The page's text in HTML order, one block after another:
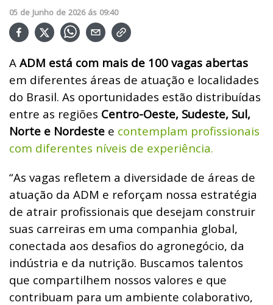
05 de Junho de 2026 ás 09:40
A ADM está com mais de 100 vagas abertas
em diferentes áreas de atuação e localidades
do Brasil. As oportunidades estão distribuídas
entre as regiões Centro-Oeste, Sudeste, Sul,
Norte e Nordeste e contemplam profissionais
com diferentes níveis de experiência.
“As vagas refletem a diversidade de áreas de
atuação da ADM e reforçam nossa estratégia
de atrair profissionais que desejam construir
suas carreiras em uma companhia global,
conectada aos desafios do agronegócio, da
indústria e da nutrição. Buscamos talentos
que compartilhem nossos valores e que
contribuam para um ambiente colaborativo,